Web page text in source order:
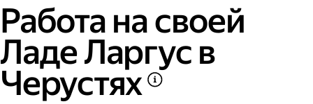
Работа на своей
Ладе Ларгус в
Черустях